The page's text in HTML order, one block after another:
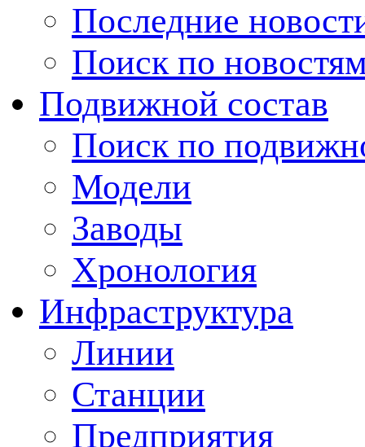
Последние
Поиск по
Подвижной состав
Поиск по
Модели
Заводы
Хронология
Инфраструктура
Линии
Станции
Предприятия